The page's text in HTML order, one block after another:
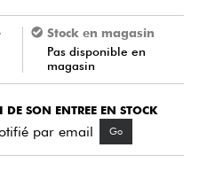
Stock en magasin
Pas disponible en
magasin
SON ENTREE EN STOCK
par email Go